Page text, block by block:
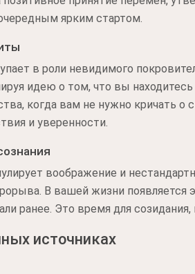
ярким стартом.
в роли невидимого
идею о том, что вы
когда вам не нужно кричать
и уверенности.
воображение и
В вашей жизни
ранее. Это время для
источниках